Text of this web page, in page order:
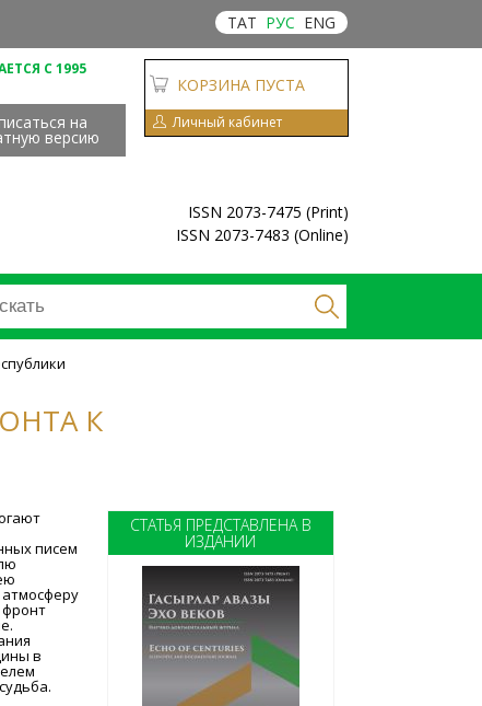
ТАТ РУС ENG
С 1995
на
версию
КОРЗИНА ПУСТА
Личный кабинет
ISSN 2073-7475 (Print)
ISSN 2073-7483 (Online)
К
писем
в
СТАТЬЯ ПРЕДСТАВЛЕНА В
ИЗДАНИИ